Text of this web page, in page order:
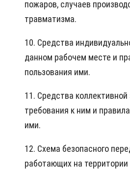
пожаров, случаев
травматизма.
10. Средства
данном рабочем месте и
пользования ими.
11. Средства
требования к ним и
ими.
12. Схема безопасного
работающих на территории